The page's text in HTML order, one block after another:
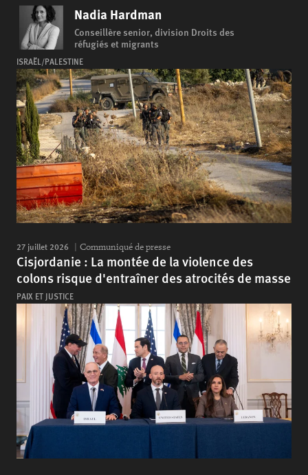
Nadia Hardman
Conseillère senior, division Droits des
réfugiés et migrants
ISRAËL/PALESTINE
27 juillet 2026 Communiqué de presse
Cisjordanie : La montée de la violence des
colons risque d'entraîner des atrocités de masse
PAIX ET JUSTICE